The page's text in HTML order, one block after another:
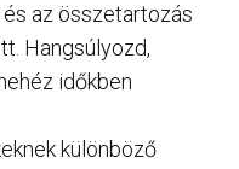
az összetartozás
Hangsúlyozd,
időkben
különböző